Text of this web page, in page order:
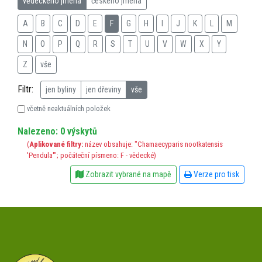
A B C D E F G H J K M
N O P Q R S T U V W X Y
Z vše
Filtr: jen byliny jen dřeviny vše
včetně neaktuálních položek
Nalezeno: 0 výskytů
(Aplikované filtry: název obsahuje: "Chamaecyparis nootkatensis
'Pendula'"; počáteční písmeno: F - vědecké)
Zobrazit vybrané na mapě Verze pro tisk